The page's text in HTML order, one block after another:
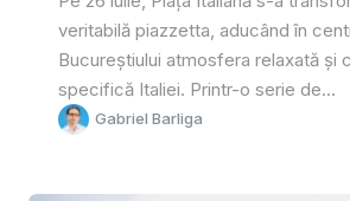
veritabilă piazzetta, aducând în
Bucureștiului atmosfera relaxată și
specifică Italiei. Printr-o serie de...
Gabriel Barliga